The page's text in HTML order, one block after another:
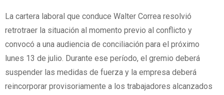
La cartera laboral que conduce Walter Correa resolvió
retrotraer la situación al momento previo al conflicto y
convocó a una audiencia de conciliación para el próximo
lunes 13 de julio. Durante ese período, el gremio deberá
suspender las medidas de fuerza y la empresa deberá
reincorporar provisoriamente a los trabajadores alcanzados